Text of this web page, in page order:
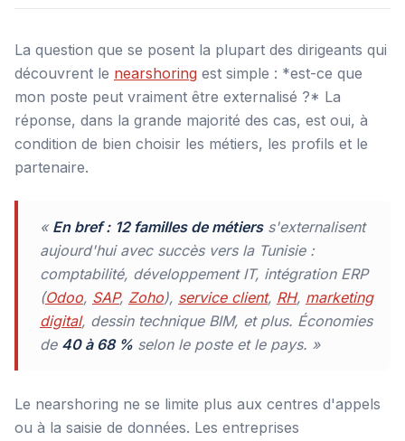
La question que se posent la plupart des dirigeants qui
découvrent le nearshoring est simple : *est-ce que
mon poste peut vraiment être externalisé ?* La
réponse, dans la grande majorité des cas, est oui, à
condition de bien choisir les métiers, les profils et le
partenaire.
« En bref : 12 familles de métierss'externalisent
aujourd'hui avec succès vers la Tunisie :
comptabilité, développement IT, intégration ERP
(Odoo, SAP, Zoho), service client, RH, marketing
digital, dessin technique BIM, et plus. Économies
de 40 à 68 % selon le poste et le pays. »
Le nearshoring ne se limite plus aux centres d'appels
ou à la saisie de données. Les entreprises